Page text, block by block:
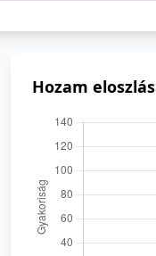
Hozam eloszlás